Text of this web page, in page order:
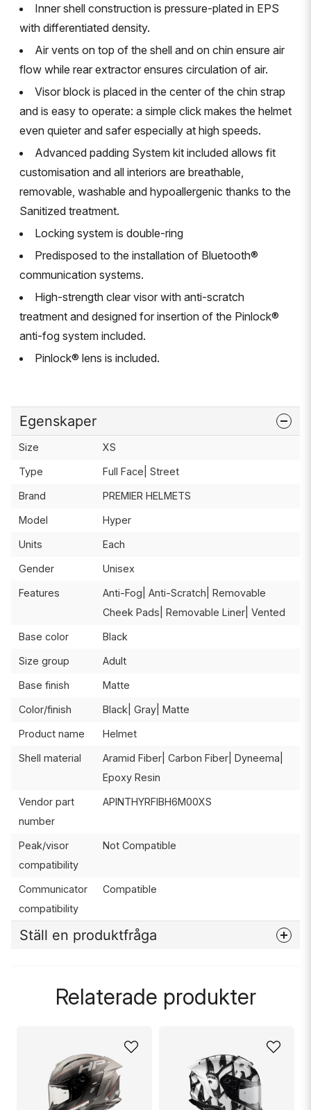
Inner shell construction is pressure-plated in EPS
with differentiated density.
Air vents on top of the shell and on chin ensure air
flow while rear extractor ensures circulation of air.
Visor block is placed in the center of the chin strap
and is easy to operate: a simple click makes the helmet
even quieter and safer especially at high speeds.
Advanced padding System kit included allows fit
customisation and all interiors are breathable,
removable, washable and hypoallergenic thanks to the
Sanitized treatment.
Locking system is double-ring
Predisposed to the installation of Bluetooth®
communication systems.
High-strength clear visor with anti-scratch
treatment and designed for insertion of the Pinlock®
anti-fog system included.
Pinlock® lens is included.
Egenskaper
Size XS
Type Full Face| Street
Brand PREMIER HELMETS
Model Hyper
Units Each
Gender Unisex
Features
Anti-Fog| Anti-Scratch| Removable
Cheek Pads| Removable Liner| Vented
Base color Black
Size group Adult
Base finish Matte
Color/finish Black| Gray| Matte
Product name Helmet
Shell material
Aramid Fiber| Carbon Fiber| Dyneema|
Epoxy Resin
Vendor part
number
APINTHYRFIBH6M00XS
Peak/visor
compatibility
Not Compatible
Communicator
compatibility
Compatible
Ställ en produktfråga
Mejladress
Relaterade produkter